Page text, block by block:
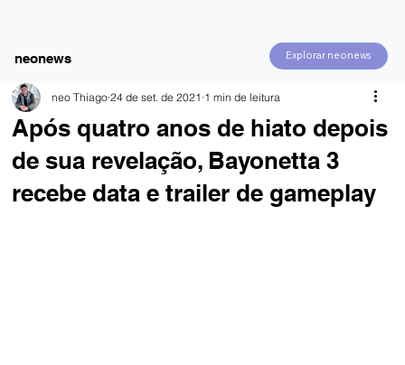
Explorar neonews
neonews
Após quatro anos de hiato depois
de sua revelação, Bayonetta 3
recebe data e trailer de gameplay
neo Thiago 24 de set. de 2021 1 min de leitura